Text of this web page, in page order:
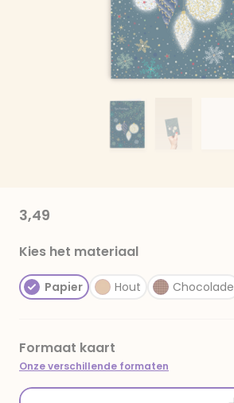
3,49
Kies het materiaal
Papier Hout Chocolade
Formaat kaart
Onze verschillende formaten